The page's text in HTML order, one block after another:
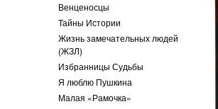
Венценосцы
Тайны Истории
Жизнь замечательных людей
(ЖЗЛ)
Избранницы Судьбы
Я люблю Пушкина
Малая «Рамочка»